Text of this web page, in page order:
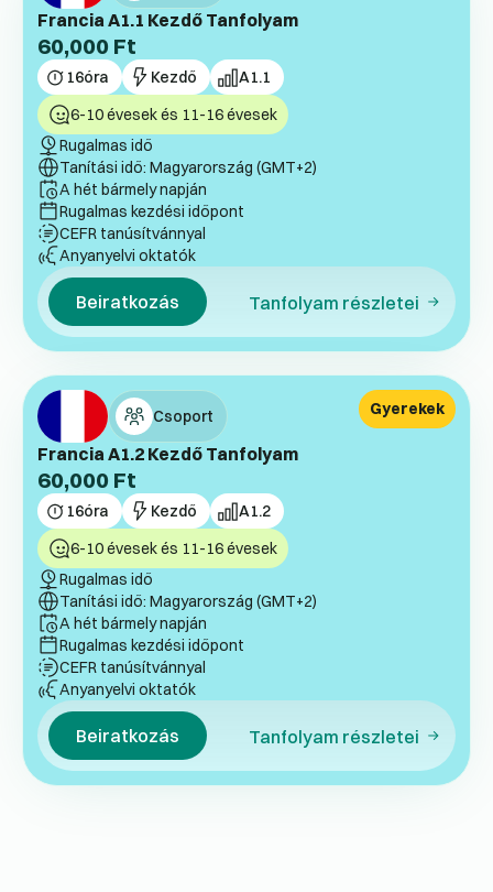
Francia A1.1 Kezdő Tanfolyam
60,000 Ft
16óra Kezdő A1.1
6-10 évesek és 11-16 évesek
Rugalmas idő
Tanítási idő: Magyarország (GMT+2)
A hét bármely napján
Rugalmas kezdési időpont
CEFR tanúsítvánnyal
Anyanyelvi oktatók
Beiratkozás Tanfolyam részletei
Csoport
Francia A1.2 Kezdő Tanfolyam
60,000 Ft
16óra Kezdő A1.2
Gyerekek
6-10 évesek és 11-16 évesek
Rugalmas idő
Tanítási idő: Magyarország (GMT+2)
A hét bármely napján
Rugalmas kezdési időpont
CEFR tanúsítvánnyal
Anyanyelvi oktatók
Beiratkozás Tanfolyam részletei